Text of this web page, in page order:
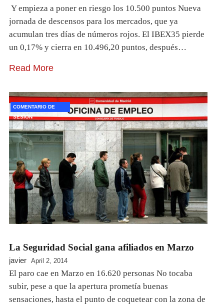
Y empieza a poner en riesgo los 10.500 puntos Nueva
jornada de descensos para los mercados, que ya
acumulan tres días de números rojos. El IBEX35 pierde
un 0,17% y cierra en 10.496,20 puntos, después…
Read More
COMENTARIO DE
SESION
La Seguridad Social gana afiliados en Marzo
javier April 2, 2014
El paro cae en Marzo en 16.620 personas No tocaba
subir, pese a que la apertura prometía buenas
sensaciones, hasta el punto de coquetear con la zona de